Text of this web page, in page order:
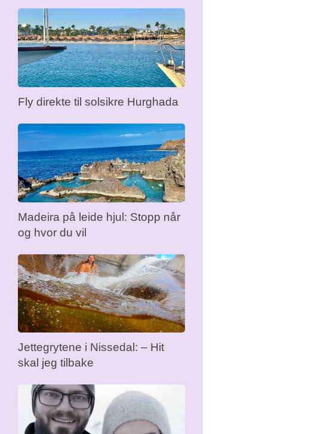
Fly direkte til solsikre Hurghada
Madeira på leide hjul: Stopp når
og hvor du vil
Jettegrytene i Nissedal: – Hit
skal jeg tilbake